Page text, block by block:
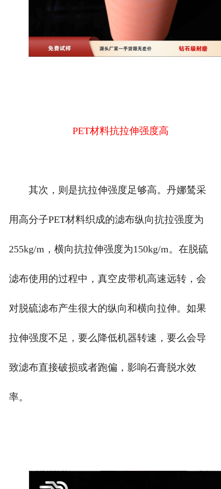
PET材料抗拉伸强度高
其次，则是抗拉伸强度足够高。丹娜鸶采
用高分子PET材料织成的滤布纵向抗拉强度为
255kg/m，横向抗拉伸强度为150kg/m。在脱硫
滤布使用的过程中，真空皮带机高速远转，会
对脱硫滤布产生很大的纵向和横向拉伸。如果
拉伸强度不足，要么降低机器转速，要么会导
致滤布直接破损或者跑偏，影响石膏脱水效
率。